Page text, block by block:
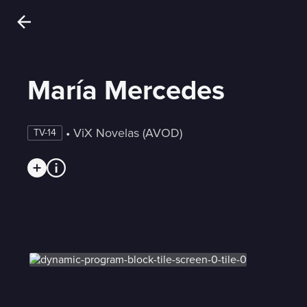
María Mercedes
TV-14 • ViX Novelas (AVOD)